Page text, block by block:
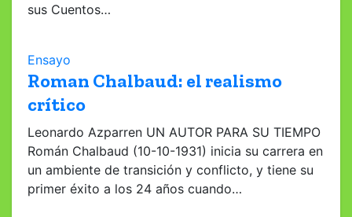
sus Cuentos…
Ensayo
Roman Chalbaud: el realismo
crítico
Leonardo Azparren UN AUTOR PARA SU TIEMPO
Román Chalbaud (10-10-1931) inicia su carrera en
un ambiente de transición y conflicto, y tiene su
primer éxito a los 24 años cuando…